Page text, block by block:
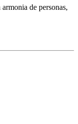
de personas,